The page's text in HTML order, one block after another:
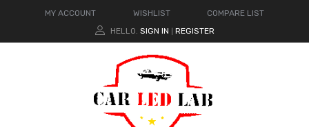
MY ACCOUNT WISHLIST
COMPARE LIST
HELLO. SIGN IN REGISTER